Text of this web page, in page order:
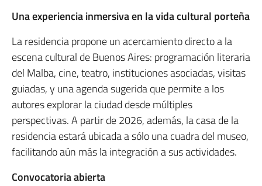
Una experiencia inmersiva en la vida cultural porteña
La residencia propone un acercamiento directo a la
escena cultural de Buenos Aires: programación literaria
del Malba, cine, teatro, instituciones asociadas, visitas
guiadas, y una agenda sugerida que permite a los
autores explorar la ciudad desde múltiples
perspectivas. A partir de 2026, además, la casa de la
residencia estará ubicada a sólo una cuadra del museo,
facilitando aún más la integración a sus actividades.
Convocatoria abierta